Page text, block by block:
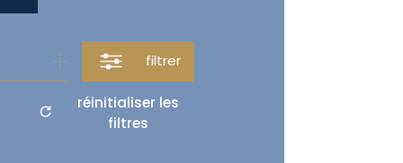
filtrer
réinitialiser les
filtres